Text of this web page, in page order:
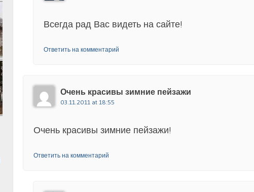
Всегда рад Вас видеть на сайте!
Ответить на комментарий
Очень красивы зимние пейзажи
03.11.2011 at 18:55
Очень красивы зимние пейзажи!
Ответить на комментарий